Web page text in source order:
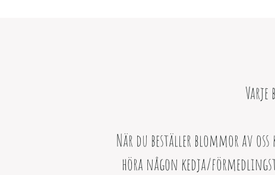
När du beställer blommor av
höra någon kedja/